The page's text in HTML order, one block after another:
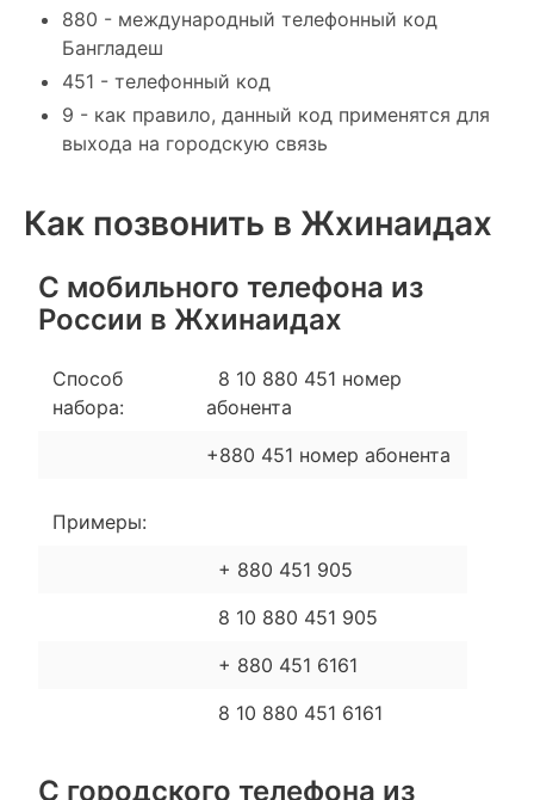
880 - международный телефонный код
Бангладеш
451 - телефонный код
9 - как правило, данный код применятся для
выхода на городскую связь
Как позвонить в Жхинаидах
С мобильного телефона из
России в Жхинаидах
Способ
набора:
8 10 880 451 номер
абонента
+880 451 номер абонента
Примеры:
+ 880 451 905
8 10 880 451 905
+ 880 451 6161
8 10 880 451 6161
С городского телефона из